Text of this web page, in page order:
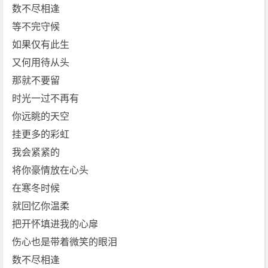
数不尽相逢
等不完守候
如果仅有此生
又何用待从头
那就不要留
时光一过不再有
你远眺的天空
挂更多的彩虹
我会紧紧的
将你豪情放在心头
在寒冬时候
就回忆你温柔
把开怀填进我的心扉
伤心也是带着微笑的眼泪
数不尽相逢